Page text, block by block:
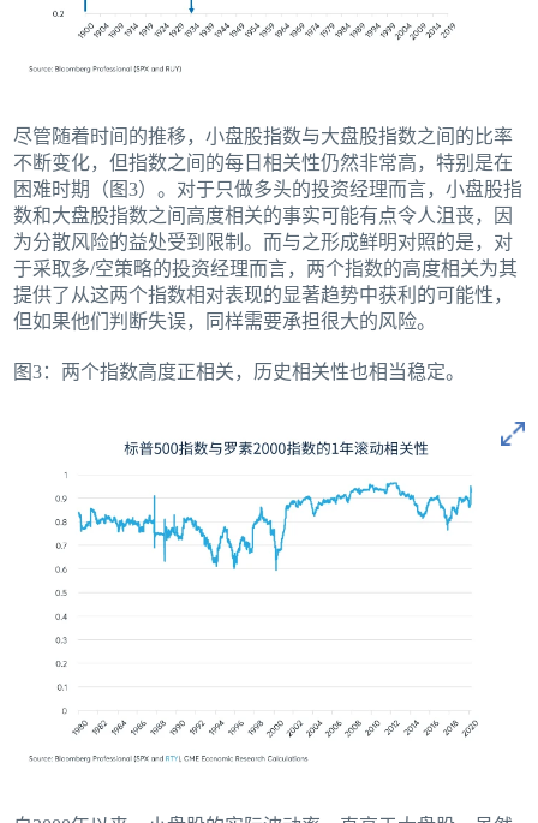
尽管随着时间的推移，小盘股指数与大盘股指数之间的比率
不断变化，但指数之间的每日相关性仍然非常高，特别是在
困难时期（图3）。对于只做多头的投资经理而言，小盘股指
数和大盘股指数之间高度相关的事实可能有点令人沮丧，因
为分散风险的益处受到限制。而与之形成鲜明对照的是，对
于采取多/空策略的投资经理而言，两个指数的高度相关为其
提供了从这两个指数相对表现的显著趋势中获利的可能性，
但如果他们判断失误，同样需要承担很大的风险。
图3：两个指数高度正相关，历史相关性也相当稳定。